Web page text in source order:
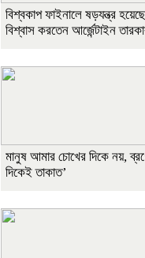
বিশ্বকাপ ফাইনালে ষড়যন্ত্র হয়েছে
বিশ্বাস করতেন আর্জেন্টাইন
মানুষ আমার চোখের দিকে নয়,
দিকেই তাকাত’